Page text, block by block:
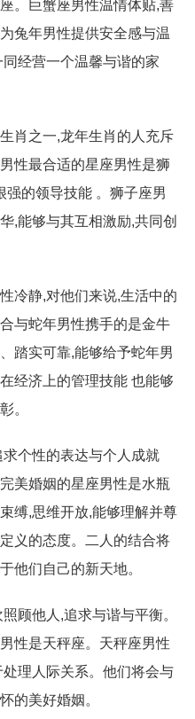
。巨蟹座男性温情体贴,善
兔年男性提供安全感与温
经营一个温馨与谐的家
肖之一,龙年生肖的人充斥
性最合适的星座男性是狮
强的领导技能 。狮子座男
,能够与其互相激励,共同创
冷静,对他们来说,生活中的
与蛇年男性携手的是金牛
踏实可靠,能够给予蛇年男
经济上的管理技能 也能够
。
个性的表达与个人成就
美婚姻的星座男性是水瓶
缚,思维开放,能够理解并尊
义的态度。二人的结合将
他们自己的新天地。
顾他人,追求与谐与平衡。
性是天秤座。天秤座男性
理人际关系。他们将会与
的美好婚姻。